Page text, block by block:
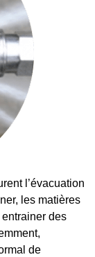
l’évacuation
les matières
des
de